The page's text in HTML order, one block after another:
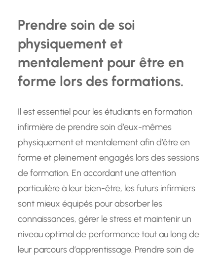
Prendre soin de soi
physiquement et
mentalement pour être en
forme lors des formations.
Il est essentiel pour les étudiants en formation
infirmière de prendre soin d’eux-mêmes
physiquement et mentalement afin d’être en
forme et pleinement engagés lors des sessions
de formation. En accordant une attention
particulière à leur bien-être, les futurs infirmiers
sont mieux équipés pour absorber les
connaissances, gérer le stress et maintenir un
niveau optimal de performance tout au long de
leur parcours d’apprentissage. Prendre soin de